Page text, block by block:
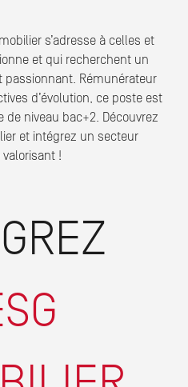
s’adresse à celles et
et qui recherchent un
passionnant. Rémunérateur
d’évolution, ce poste est
niveau bac+2. Découvrez
et intégrez un secteur
!